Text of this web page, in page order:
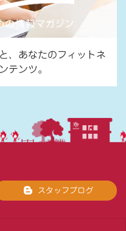
、あなたのフィットネ
テンツ。
スタッフブログ